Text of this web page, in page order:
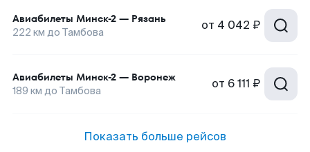
Авиабилеты Минск-2 — Рязань
222 км до Тамбова от 4 042 ₽
Авиабилеты Минск-2 — Воронеж
189 км до Тамбова от 6 111 ₽
Показать больше рейсов